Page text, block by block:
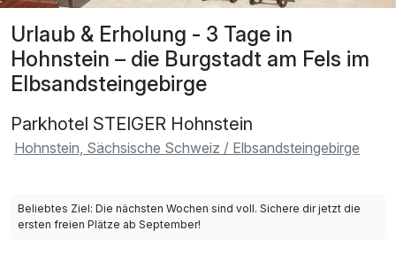
Urlaub & Erholung - 3 Tage in
Hohnstein – die Burgstadt am Fels im
Elbsandsteingebirge
Parkhotel STEIGER Hohnstein
Hohnstein, Sächsische Schweiz / Elbsandsteingebirge
Beliebtes Ziel: Die nächsten Wochen sind voll. Sichere dir jetzt die
ersten freien Plätze ab September!